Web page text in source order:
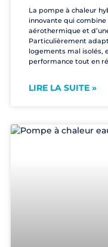
La pompe à chaleur
innovante qui
aérothermique et
Particulièrement
logements mal isolés,
performance tout en
LIRE LA SUITE »